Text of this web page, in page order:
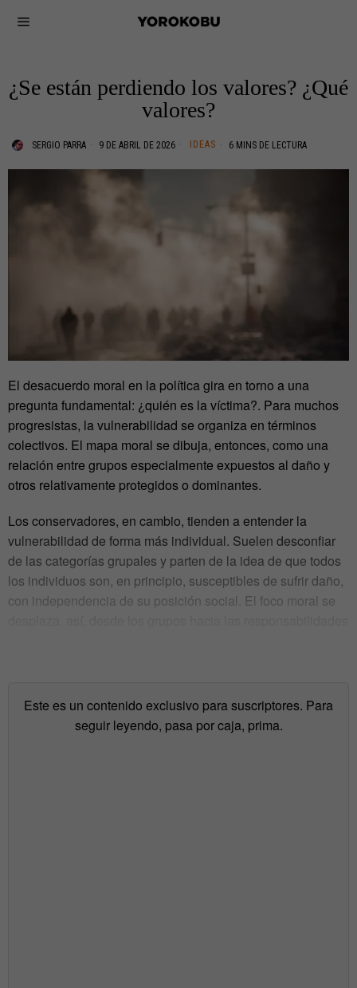
¿Se están perdiendo los valores? ¿Qué
valores?
SERGIO PARRA 9 DE ABRIL DE 2026 IDEAS 6 MINS DE LECTURA
El desacuerdo moral en la política gira en torno a una
pregunta fundamental: ¿quién es la víctima?. Para muchos
progresistas, la vulnerabilidad se organiza en términos
colectivos. El mapa moral se dibuja, entonces, como una
relación entre grupos especialmente expuestos al daño y
otros relativamente protegidos o dominantes.
Los conservadores, en cambio, tienden a entender la
vulnerabilidad de forma más individual. Suelen desconfiar
de las categorías grupales y parten de la idea de que todos
los individuos son, en principio, susceptibles de sufrir daño,
con independencia de su posición social. El foco moral se
Este es un contenido exclusivo para suscriptores. Para
seguir leyendo, pasa por caja, prima.